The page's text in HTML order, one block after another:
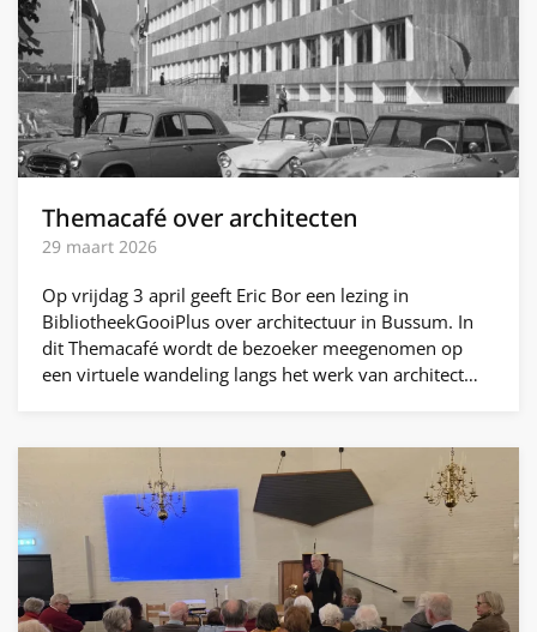
Themacafé over architecten
29 maart 2026
Op vrijdag 3 april geeft Eric Bor een lezing in
BibliotheekGooiPlus over architectuur in Bussum. In
dit Themacafé wordt de bezoeker meegenomen op
een virtuele wandeling langs het werk van architect…